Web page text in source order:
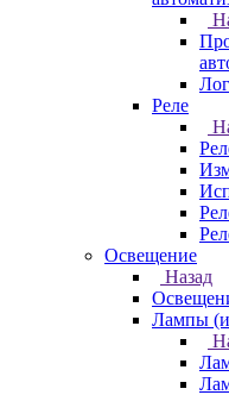
Реле
Освещение
Назад
Лампы